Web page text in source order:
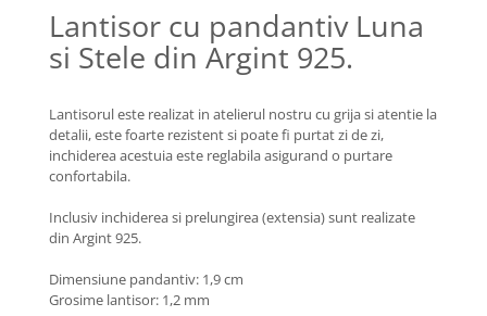
Coliere cu Inimioare
Coliere cu Cruce
Coliere cu Soare
Coliere cu Semilună
Coliere cu Zodii
Coliere cu Animale
Coliere cu Molecule
Coliere Diverse
BRĂȚĂRI
Lantisor cu pandantiv Luna
si Stele din Argint 925.
Lantisorul este realizat in atelierul nostru cu grija si atentie la
detalii, este foarte rezistent si poate fi purtat zi de zi,
inchiderea acestuia este reglabila asigurand o purtare
confortabila.
Inclusiv inchiderea si prelungirea (extensia) sunt realizate
din Argint 925.
Dimensiune pandantiv: 1,9 cm
Grosime lantisor: 1,2 mm